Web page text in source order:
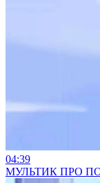
04:39
МУЛЬТИК ПРО